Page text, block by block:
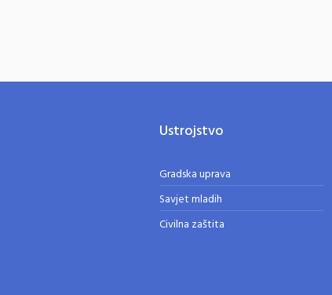
Ustrojstvo
Gradska uprava
Savjet mladih
Civilna zaštita